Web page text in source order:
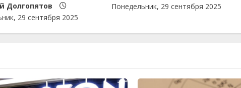
Долгопятов
29 сентября 2025
Понедельник, 29 сентября 2025